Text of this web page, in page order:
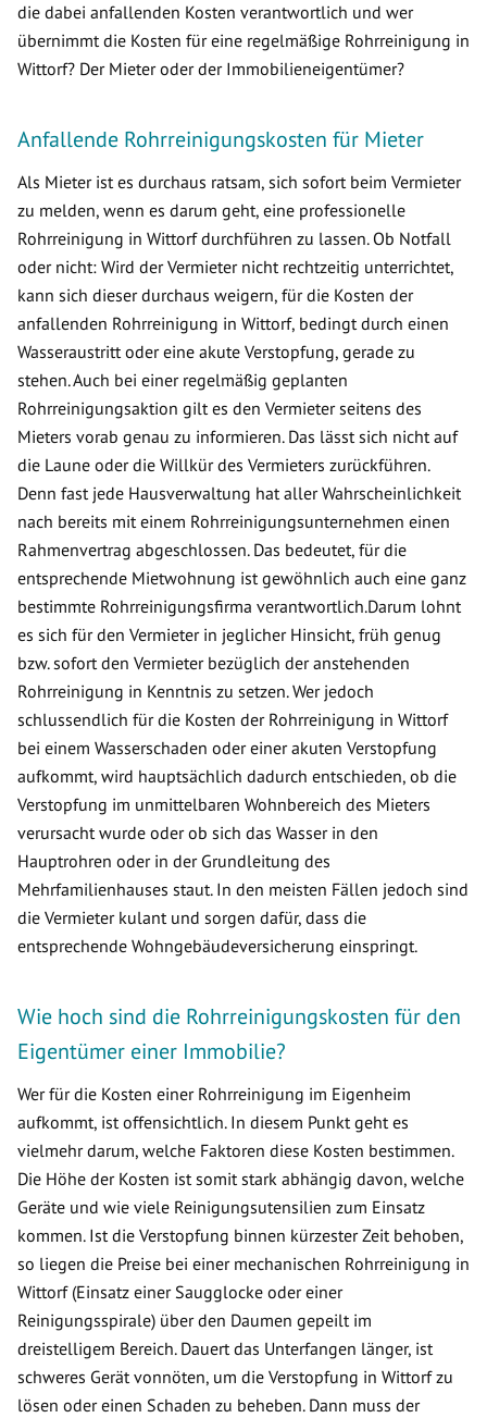
die dabei anfallenden Kosten verantwortlich und wer
übernimmt die Kosten für eine regelmäßige Rohrreinigung in
Wittorf? Der Mieter oder der Immobilieneigentümer?
Anfallende Rohrreinigungskosten für Mieter
Als Mieter ist es durchaus ratsam, sich sofort beim Vermieter
zu melden, wenn es darum geht, eine professionelle
Rohrreinigung in Wittorf durchführen zu lassen. Ob Notfall
oder nicht: Wird der Vermieter nicht rechtzeitig unterrichtet,
kann sich dieser durchaus weigern, für die Kosten der
anfallenden Rohrreinigung in Wittorf, bedingt durch einen
Wasseraustritt oder eine akute Verstopfung, gerade zu
stehen. Auch bei einer regelmäßig geplanten
Rohrreinigungsaktion gilt es den Vermieter seitens des
Mieters vorab genau zu informieren. Das lässt sich nicht auf
die Laune oder die Willkür des Vermieters zurückführen.
Denn fast jede Hausverwaltung hat aller Wahrscheinlichkeit
nach bereits mit einem Rohrreinigungsunternehmen einen
Rahmenvertrag abgeschlossen. Das bedeutet, für die
entsprechende Mietwohnung ist gewöhnlich auch eine ganz
bestimmte Rohrreinigungsfirma verantwortlich.Darum lohnt
es sich für den Vermieter in jeglicher Hinsicht, früh genug
bzw. sofort den Vermieter bezüglich der anstehenden
Rohrreinigung in Kenntnis zu setzen. Wer jedoch
schlussendlich für die Kosten der Rohrreinigung in Wittorf
bei einem Wasserschaden oder einer akuten Verstopfung
aufkommt, wird hauptsächlich dadurch entschieden, ob die
Verstopfung im unmittelbaren Wohnbereich des Mieters
verursacht wurde oder ob sich das Wasser in den
Hauptrohren oder in der Grundleitung des
Mehrfamilienhauses staut. In den meisten Fällen jedoch sind
die Vermieter kulant und sorgen dafür, dass die
entsprechende Wohngebäudeversicherung einspringt.
Wie hoch sind die Rohrreinigungskosten für den
Eigentümer einer Immobilie?
Wer für die Kosten einer Rohrreinigung im Eigenheim
aufkommt, ist offensichtlich. In diesem Punkt geht es
vielmehr darum, welche Faktoren diese Kosten bestimmen.
Die Höhe der Kosten ist somit stark abhängig davon, welche
Geräte und wie viele Reinigungsutensilien zum Einsatz
kommen. Ist die Verstopfung binnen kürzester Zeit behoben,
so liegen die Preise bei einer mechanischen Rohrreinigung in
Wittorf (Einsatz einer Saugglocke oder einer
Reinigungsspirale) über den Daumen gepeilt im
dreistelligem Bereich. Dauert das Unterfangen länger, ist
schweres Gerät vonnöten, um die Verstopfung in Wittorf zu
lösen oder einen Schaden zu beheben. Dann muss der